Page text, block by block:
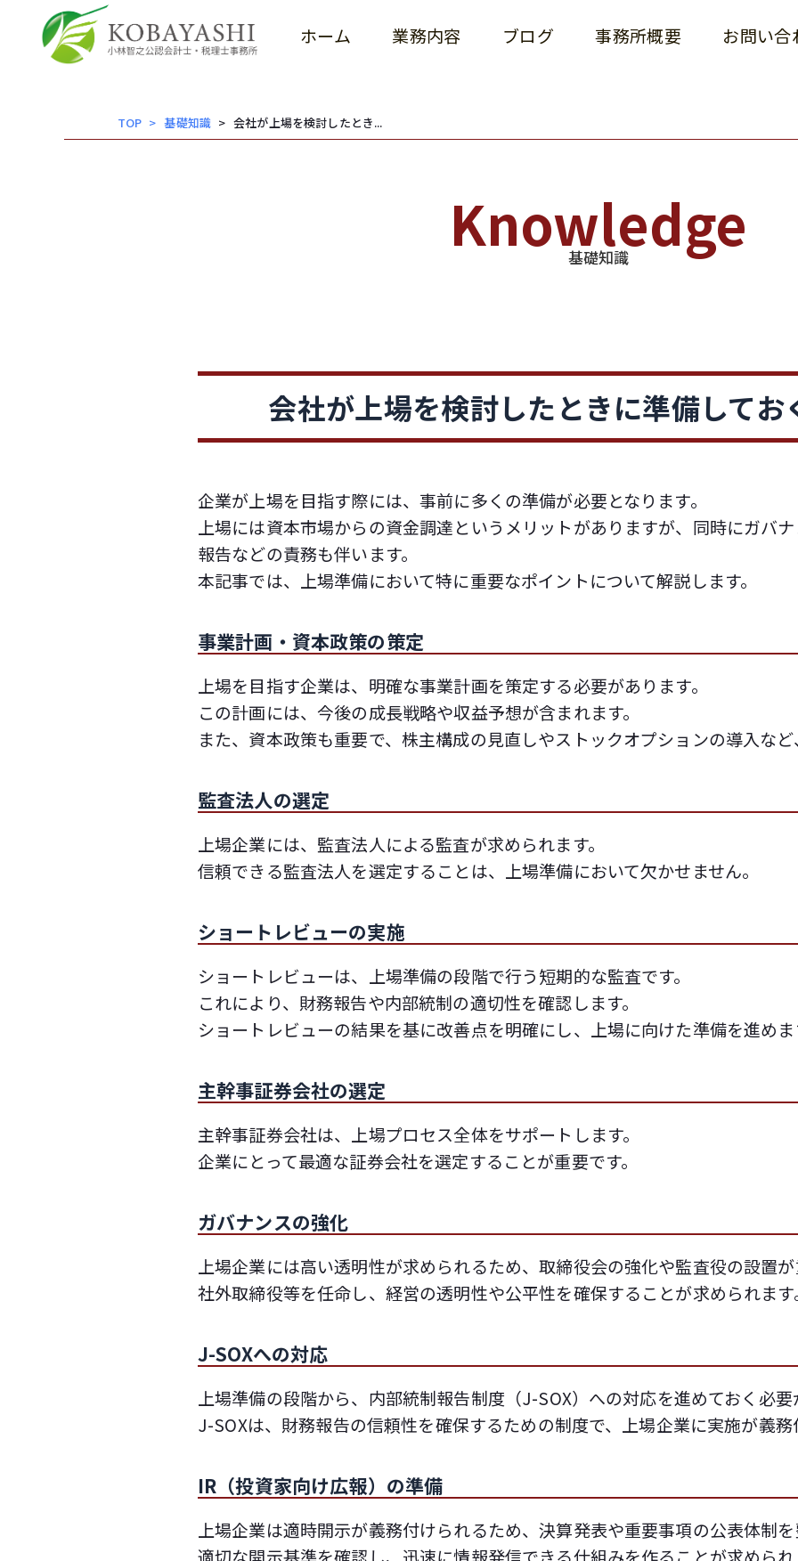
ホーム 業務内容 ブログ 事務所概要 お問い合
TOP 基礎知識 会社が上場を検討したとき...
Knowledge
基礎知識
会社が上場を検討したときに準備してお
企業が上場を目指す際には、事前に多くの準備が必要となります。
上場には資本市場からの資金調達というメリットがありますが、同時にガバ
報告などの責務も伴います。
本記事では、上場準備において特に重要なポイントについて解説します。
事業計画・資本政策の策定
上場を目指す企業は、明確な事業計画を策定する必要があります。
この計画には、今後の成長戦略や収益予想が含まれます。
また、資本政策も重要で、株主構成の見直しやストックオプションの導入な
監査法人の選定
上場企業には、監査法人による監査が求められます。
信頼できる監査法人を選定することは、上場準備において欠かせません。
ショートレビューの実施
ショートレビューは、上場準備の段階で行う短期的な監査です。
これにより、財務報告や内部統制の適切性を確認します。
ショートレビューの結果を基に改善点を明確にし、上場に向けた準備を進め
主幹事証券会社の選定
主幹事証券会社は、上場プロセス全体をサポートします。
企業にとって最適な証券会社を選定することが重要です。
ガバナンスの強化
上場企業には高い透明性が求められるため、取締役会の強化や監査役の設置
社外取締役等を任命し、経営の透明性や公平性を確保することが求められます
J-SOXへの対応
上場準備の段階から、内部統制報告制度（J-SOX）への対応を進めておく必
J-SOXは、財務報告の信頼性を確保するための制度で、上場企業に実施が義
IR（投資家向け広報）の準備
上場企業は適時開示が義務付けられるため、決算発表や重要事項の公表体制